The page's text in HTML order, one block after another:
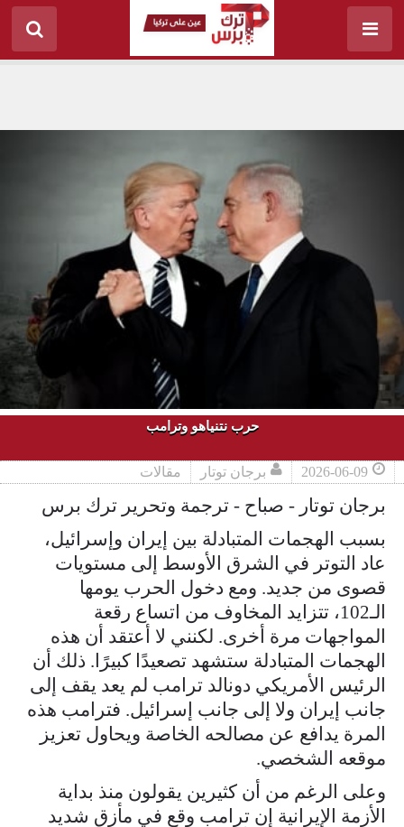
حرب نتنياهو وترامب
2026-06-09 برجان توتار مقالات
برجان توتار - صباح - ترجمة وتحرير ترك برس
بسبب الهجمات المتبادلة بين إيران وإسرائيل،
عاد التوتر في الشرق الأوسط إلى مستويات
قصوى من جديد. ومع دخول الحرب يومها
الـ102، تتزايد المخاوف من اتساع رقعة
المواجهات مرة أخرى. لكنني لا أعتقد أن هذه
الهجمات المتبادلة ستشهد تصعيدًا كبيرًا. ذلك أن
الرئيس الأمريكي دونالد ترامب لم يعد يقف إلى
جانب إيران ولا إلى جانب إسرائيل. فترامب هذه
المرة يدافع عن مصالحه الخاصة ويحاول تعزيز
موقعه الشخصي.
وعلى الرغم من أن كثيرين يقولون منذ بداية
الأزمة الإيرانية إن ترامب وقع في مأزق شديد